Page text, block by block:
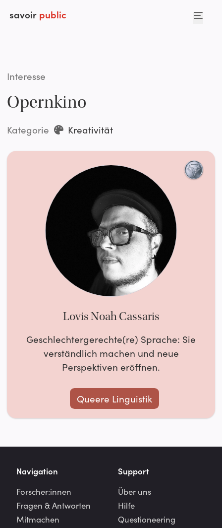
savoir public
Interesse
Opernkino
Kategorie Kreativität
Lovis Noah Cassaris
Geschlechtergerechte(re) Sprache: Sie
verständlich machen und neue
Perspektiven eröffnen.
Queere Linguistik
Navigation
Forscher:innen
Fragen & Antworten
Mitmachen
Support
Über uns
Hilfe
Questioneering